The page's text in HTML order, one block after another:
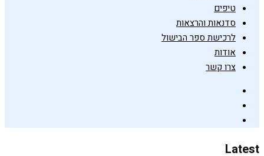
טיפים
סדנאות והרצאות
לרכישת ספר הבישול
אודות
צרו קשר
Latest